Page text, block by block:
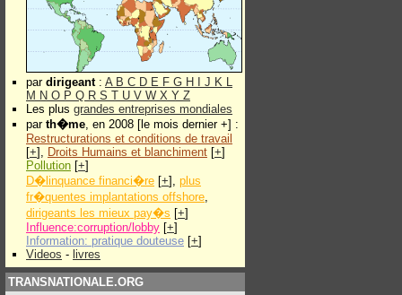
par dirigeant: A B C D E F G H J K L
M N O P Q R S T U V W X Y Z
Les plus grandes entreprises mondiales
par th�me, en 2008 [le mois dernier +] :
Restructurations et conditions de travail
[+], Droits Humains et blanchiment [+]
Pollution [+]
D�linquance financi�re [+], plus
fr�quentes implantations offshore,
dirigeants les mieux pay�s [+]
Influence:corruption/lobby [+]
Information: pratique douteuse [+]
Videos - livres
TRANSNATIONALE.ORG